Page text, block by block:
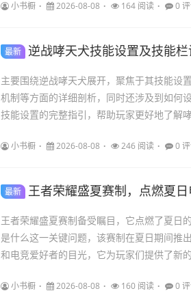
小书橱 2026-08-08 164 阅读 0
最新 逆战哮天犬技能设置及技能
主要围绕逆战哮天犬展开，聚焦于其技能设
机制等方面的详细剖析，同时还涉及到如何
技能设置的完整指引，帮助玩家更好地了解
小书橱 2026-08-08 246 阅读 0
最新 王者荣耀盛夏赛制，点燃夏
王者荣耀盛夏赛制备受瞩目，它点燃了夏日
是什么这一关键问题，该赛制在夏日期间推
和电竞爱好者的目光，它为玩家们提供了新
小书橱 2026-08-08 160 阅读 0